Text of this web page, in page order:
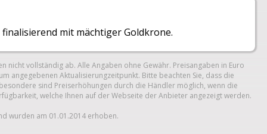
mit mächtiger Goldkrone.
vollständig ab. Alle Angaben ohne Gewähr. Preisangaben in Euro
angegebenen Aktualisierungzeitpunkt. Bitte beachten Sie, dass die
sind Preiserhöhungen durch die Händler möglich, wenn die
welche Ihnen auf der Webseite der Anbieter angezeigt werden.
wurden am 01.01.2014 erhoben.